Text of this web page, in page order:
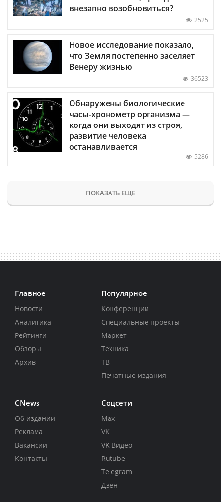
внезапно возобновиться?
2525
Новое исследование показало,
что Земля постепенно заселяет
Венеру жизнью
36523
Обнаружены биологические
часы-хронометр организма —
когда они выходят из строя,
развитие человека
останавливается
5286
ПОКАЗАТЬ ЕЩЕ
Главное
Новости
Аналитика
Рейтинги
Обзоры
Архив
Популярное
Конференции
Специальные проекты
Маркет
Техника
ТВ
Печатные издания
CNews
Об издании
Реклама
Вакансии
Контакты
Соцсети
Max
VK
VK Видео
Rutube
Telegram
Дзен